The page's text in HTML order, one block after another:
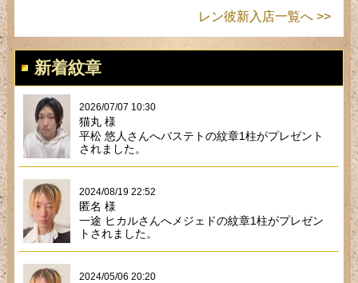
レン彼新入店一覧へ >>
新着紋章
2026/07/07 10:30
猫丸 様
平松 悠人さんへバステトの紋章1柱がプレゼント
されました。
2024/08/19 22:52
匿名 様
一途 ヒカルさんへメジェドの紋章1柱がプレゼン
トされました。
2024/05/06 20:20